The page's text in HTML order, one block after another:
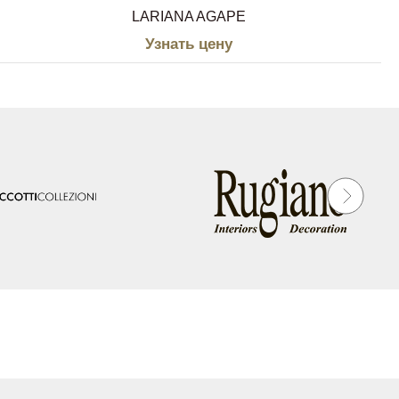
LARIANA AGAPE
Узнать цену